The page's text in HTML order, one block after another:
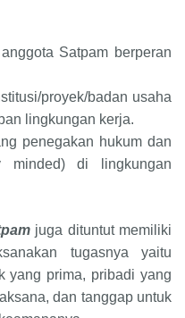
Satpam berperan
proyek/badan usaha
lingkungan kerja.
penegakan hukum dan
minded) di lingkungan
juga dituntut memiliki
tugasnya yaitu
yang prima, pribadi yang
dan tanggap untuk